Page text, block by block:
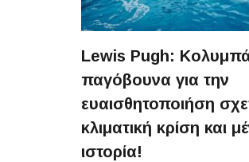
Lewis Pugh:
παγόβουνα για την
ευαισθητοποιήση
κλιματική κρίση και
ιστορία!